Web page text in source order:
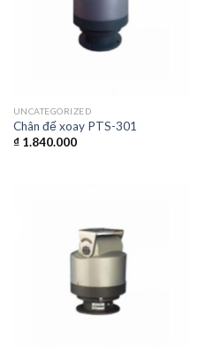
UNCATEGORIZED
Chân đế xoay PTS-301
₫1.840.000